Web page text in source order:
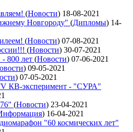
(Новости) 18-08-2021
Новгороду" (Дипломы) 14-
(Новости) 07-08-2021
(Новости) 30-07-2021
800 лет (Новости) 07-06-2021
) 09-05-2021
) 07-05-2021
КВ-эксперимент - "СУРА"
(Новости) 23-04-2021
) 16-04-2021
"60 космических лет"